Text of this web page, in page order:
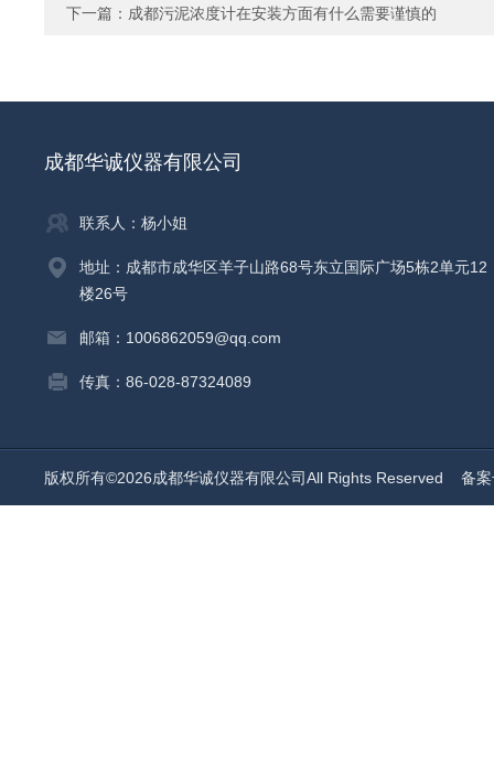
下一篇： 成都污泥浓度计在安装方面有什么需要谨慎的
成都华诚仪器有限公司
联系人：杨小姐
地址：成都市成华区羊子山路68号东立国际广场5栋2单元12
楼26号
邮箱：1006862059@qq.com
传真：86-028-87324089
版权所有©2026成都华诚仪器有限公司All Rights Reserved 备